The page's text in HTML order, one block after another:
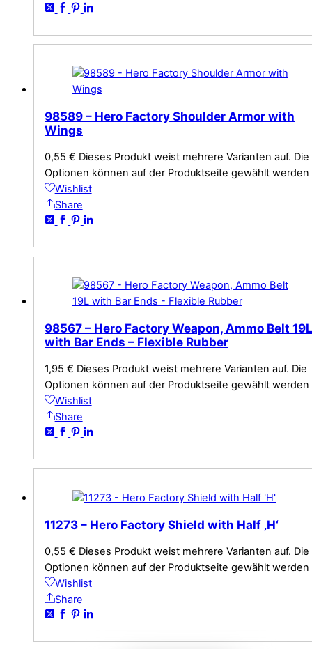
98589 – Hero Factory Shoulder Armor with
Wings
0,55 € Dieses Produkt weist mehrere Varianten auf. Die
Optionen können auf der Produktseite gewählt werden
Wishlist
Share
98567 – Hero Factory Weapon, Ammo Belt 19L
with Bar Ends – Flexible Rubber
1,95 € Dieses Produkt weist mehrere Varianten auf. Die
Optionen können auf der Produktseite gewählt werden
Wishlist
Share
11273 – Hero Factory Shield with Half ‚H‘
0,55 € Dieses Produkt weist mehrere Varianten auf. Die
Optionen können auf der Produktseite gewählt werden
Wishlist
Share